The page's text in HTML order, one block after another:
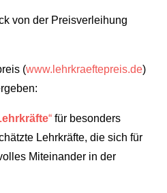
von der Preisverleihung
(www.lehrkraeftepreis.de)
“ für besonders
Lehrkräfte, die sich für
Miteinander in der